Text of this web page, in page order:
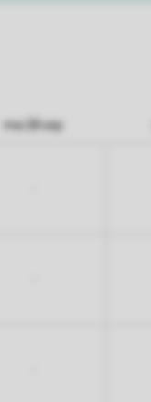
ma 28 sep